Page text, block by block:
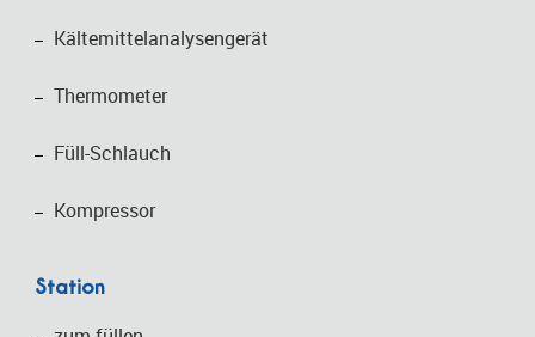
Kältemittelanalysengerät
Thermometer
Füll-Schlauch
Kompressor
Station